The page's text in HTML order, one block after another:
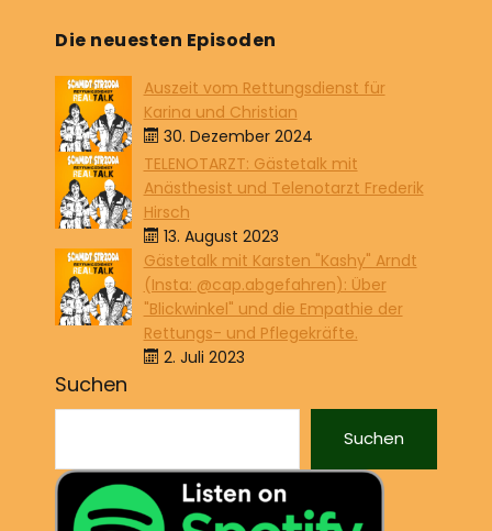
Die neuesten Episoden
Auszeit vom Rettungsdienst für
Karina und Christian
30. Dezember 2024
TELENOTARZT: Gästetalk mit
Anästhesist und Telenotarzt Frederik
Hirsch
13. August 2023
Gästetalk mit Karsten "Kashy" Arndt
(Insta: @cap.abgefahren): Über
"Blickwinkel" und die Empathie der
Rettungs- und Pflegekräfte.
2. Juli 2023
Suchen
Suchen